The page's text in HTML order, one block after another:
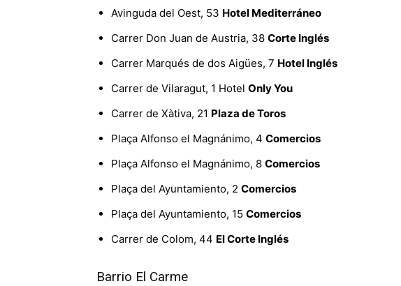
Avinguda del Oest, 53 Hotel Mediterráneo
Carrer Don Juan de Austria, 38 Corte Inglés
Carrer Marqués de dos Aigües, 7 Hotel Inglés
Carrer de Vilaragut, 1 Hotel Only You
Carrer de Xàtiva, 21 Plaza de Toros
Plaça Alfonso el Magnánimo, 4 Comercios
Plaça Alfonso el Magnánimo, 8 Comercios
Plaça del Ayuntamiento, 2 Comercios
Plaça del Ayuntamiento, 15 Comercios
Carrer de Colom, 44 El Corte Inglés
Barrio El Carme